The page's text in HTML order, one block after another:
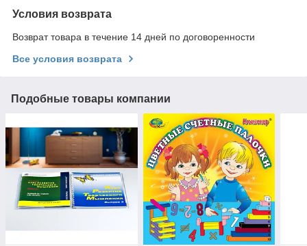
Условия возврата
Возврат товара в течение 14 дней по договоренности
Все условия возврата
Подобные товары компании